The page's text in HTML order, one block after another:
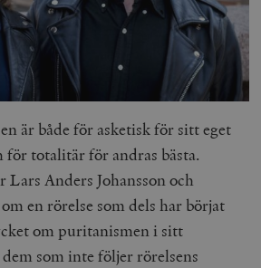
är både för asketisk för sitt eget
för totalitär för andras bästa.
Lars Anders Johansson och
en rörelse som dels har börjat
om puritanismen i sitt
som inte följer rörelsens